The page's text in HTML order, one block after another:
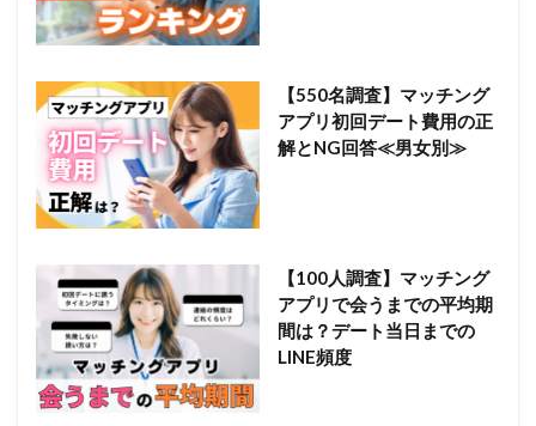
【550名調査】マッチング
アプリ初回デート費用の正
解とNG回答≪男女別≫
【100人調査】マッチング
アプリで会うまでの平均期
間は？デート当日までの
LINE頻度